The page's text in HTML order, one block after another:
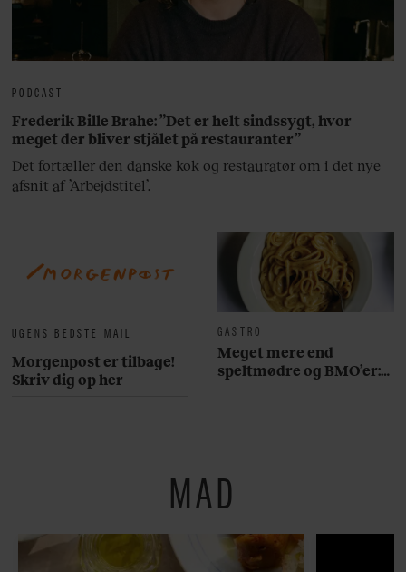
UGENS BEDSTE MAIL
Morgenpost er tilbage!
Skriv dig op her
GASTRO
Meget mere end
speltmødre og BMO’er:
PODCAST
Frederik Bille Brahe: ”Det er helt sindssygt, hvor
meget der bliver stjålet på restauranter”
Det fortæller den danske kok og restauratør om i det nye
afsnit af ’Arbejdstitel’.
MAD